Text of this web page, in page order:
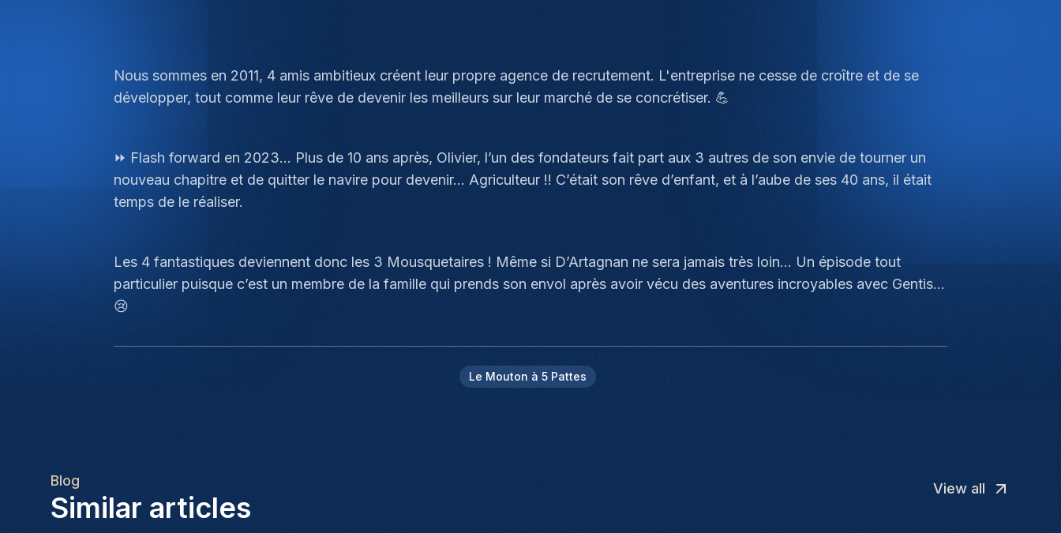
Nous sommes en 2011, 4 amis ambitieux créent leur propre agence de recrutement. L'entreprise ne cesse de croître et de se
développer, tout comme leur rêve de devenir les meilleurs sur leur marché de se concrétiser. 💪
⏩ Flash forward en 2023… Plus de 10 ans après, Olivier, l’un des fondateurs fait part aux 3 autres de son envie de tourner un
nouveau chapitre et de quitter le navire pour devenir… Agriculteur !! C’était son rêve d’enfant, et à l’aube de ses 40 ans, il était
temps de le réaliser.
Les 4 fantastiques deviennent donc les 3 Mousquetaires ! Même si D’Artagnan ne sera jamais très loin… Un épisode tout
particulier puisque c’est un membre de la famille qui prends son envol après avoir vécu des aventures incroyables avec Gentis…
😢
Le Mouton à 5 Pattes
Blog
Similar articles
View all